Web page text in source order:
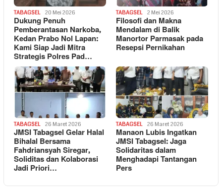
TABAGSEL 20 Mei 2026
Dukung Penuh
Pemberantasan Narkoba,
Kedan Prabo Nol Lapan:
Kami Siap Jadi Mitra
Strategis Polres Pad…
TABAGSEL 2 Mei 2026
Filosofi dan Makna
Mendalam di Balik
Manortor Parmasak pada
Resepsi Pernikahan
TABAGSEL 26 Maret 2026
JMSI Tabagsel Gelar Halal
Bihalal Bersama
Fahdriansyah Siregar,
Soliditas dan Kolaborasi
Jadi Priori…
TABAGSEL 26 Maret 2026
Manaon Lubis Ingatkan
JMSI Tabagsel: Jaga
Solidaritas dalam
Menghadapi Tantangan
Pers